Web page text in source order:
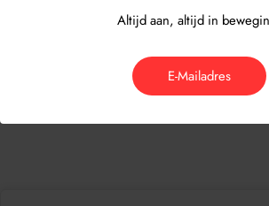
Altijd aan, altijd in
E-Mailadres